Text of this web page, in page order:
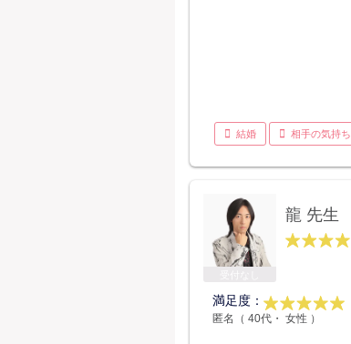
結婚 相手の気持ち
龍 先生
満足度：
匿名（ 40代・ 女性 ）